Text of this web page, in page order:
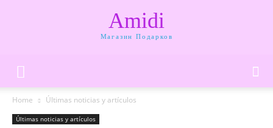
Amidi
Магазин Подарков
Home Últimas noticias y artículos
Últimas noticias y artículos